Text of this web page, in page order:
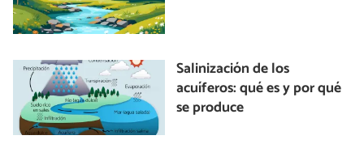
Salinización de los
acuíferos: qué es y por qué
se produce